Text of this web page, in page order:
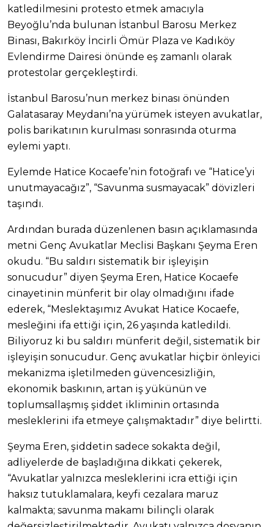
katledilmesini protesto etmek amacıyla
Beyoğlu’nda bulunan İstanbul Barosu Merkez
Binası, Bakırköy İncirli Ömür Plaza ve Kadıköy
Evlendirme Dairesi önünde eş zamanlı olarak
protestolar gerçekleştirdi.
İstanbul Barosu’nun merkez binası önünden
Galatasaray Meydanı’na yürümek isteyen avukatlar,
polis barikatının kurulması sonrasında oturma
eylemi yaptı.
Eylemde Hatice Kocaefe’nin fotoğrafı ve “Hatice’yi
unutmayacağız”, “Savunma susmayacak” dövizleri
taşındı.
Ardından burada düzenlenen basın açıklamasında
metni Genç Avukatlar Meclisi Başkanı Şeyma Eren
okudu. “Bu saldırı sistematik bir işleyişin
sonucudur” diyen Şeyma Eren, Hatice Kocaefe
cinayetinin münferit bir olay olmadığını ifade
ederek, “Meslektaşımız Avukat Hatice Kocaefe,
mesleğini ifa ettiği için, 26 yaşında katledildi.
Biliyoruz ki bu saldırı münferit değil, sistematik bir
işleyişin sonucudur. Genç avukatlar hiçbir önleyici
mekanizma işletilmeden güvencesizliğin,
ekonomik baskının, artan iş yükünün ve
toplumsallaşmış şiddet ikliminin ortasında
mesleklerini ifa etmeye çalışmaktadır” diye belirtti.
Şeyma Eren, şiddetin sadece sokakta değil,
adliyelerde de başladığına dikkati çekerek,
“Avukatlar yalnızca mesleklerini icra ettiği için
haksız tutuklamalara, keyfi cezalara maruz
kalmakta; savunma makamı bilinçli olarak